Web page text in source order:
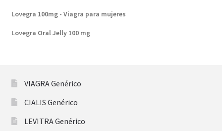
Lovegra 100mg - Viagra para mujeres
Lovegra Oral Jelly 100 mg
VIAGRA Genérico
CIALIS Genérico
LEVITRA Genérico